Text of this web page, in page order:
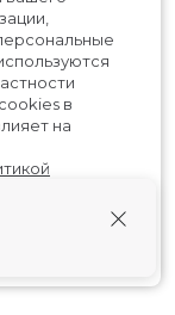
в
на